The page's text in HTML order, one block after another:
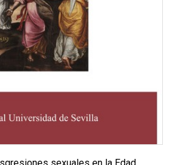
sexuales en la Edad